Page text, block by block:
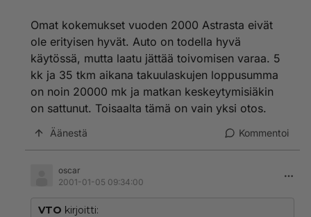
Omat kokemukset vuoden 2000 Astrasta eivät
ole erityisen hyvät. Auto on todella hyvä
käytössä, mutta laatu jättää toivomisen varaa. 5
kk ja 35 tkm aikana takuulaskujen loppusumma
on noin 20000 mk ja matkan keskeytymisiäkin
on sattunut. Toisaalta tämä on vain yksi otos.
Äänestä Kommentoi
oscar
2001-01-05 09:34:00
VTO kirjoitti: